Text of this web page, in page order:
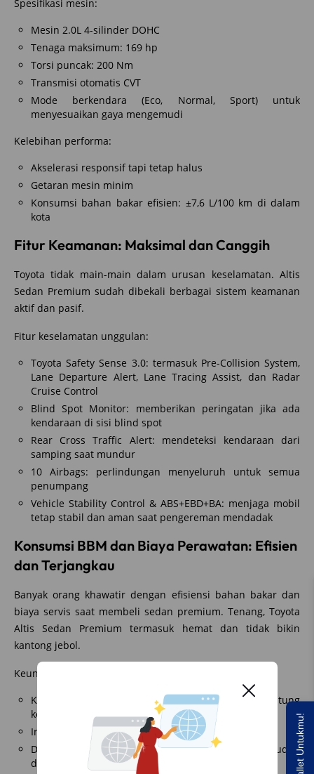
Spesifikasi mesin:
Mesin 2.0L 4-silinder DOHC
Tenaga maksimum: 169 hp
Torsi puncak: 200 Nm
Transmisi otomatis CVT
Mode berkendara (Eco, Normal, Sport) untuk
menyesuaikan gaya mengemudi
Kelebihan performa:
Akselerasi responsif tapi tetap halus
Getaran mesin minim
Konsumsi bahan bakar efisien: ±7,6 L/100 km di dalam
kota
Fitur Keamanan: Maksimal dan Canggih
Toyota tidak main-main dalam urusan keselamatan. Altis
Sedan Premium sudah dibekali berbagai sistem keamanan
aktif dan pasif.
Fitur keselamatan unggulan:
Toyota Safety Sense 3.0: termasuk Pre-Collision System,
Lane Departure Alert, Lane Tracing Assist, dan Radar
Cruise Control
Blind Spot Monitor: memberikan peringatan jika ada
kendaraan di sisi blind spot
Rear Cross Traffic Alert: mendeteksi kendaraan dari
samping saat mundur
10 Airbags: perlindungan menyeluruh untuk semua
penumpang
Vehicle Stability Control & ABS+EBD+BA: menjaga mobil
tetap stabil dan aman saat pengereman mendadak
Konsumsi BBM dan Biaya Perawatan: Efisien
dan Terjangkau
Banyak orang khawatir dengan efisiensi bahan bakar dan
biaya servis saat membeli sedan premium. Tenang, Toyota
Altis Sedan Premium termasuk hemat dan tidak bikin
kantong jebol.
Keunggulan konsumsi dan perawatan:
Konsumsi BBM kombinasi: ±6.8 L/100 km (tergantung
kondisi jalan)
Interval servis standar Toyota: setiap 10.000 km
Dukungan bengkel resmi dan spare part mudah
ditemukan